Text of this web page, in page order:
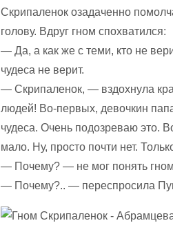
Скрипаленок озадаченно
голову. Вдруг гном спохватился:
— Да, а как же с теми, кто не
чудеса не верит.
— Скрипаленок, — вздохнула
людей! Во-первых, девочкин
чудеса. Очень подозреваю это.
мало. Ну, просто почти нет.
— Почему? — не мог понять
— Почему?.. — переспросила